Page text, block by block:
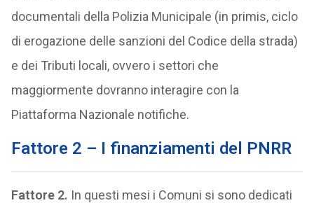
documentali della Polizia Municipale (in primis, ciclo
di erogazione delle sanzioni del Codice della strada)
e dei Tributi locali, ovvero i settori che
maggiormente dovranno interagire con la
Piattaforma Nazionale notifiche.
Fattore 2 – I finanziamenti del PNRR
Fattore 2. In questi mesi i Comuni si sono dedicati